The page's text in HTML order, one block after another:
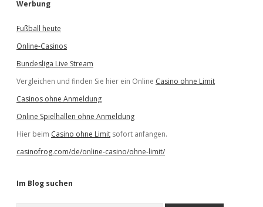
Werbung
Fußball heute
Online-Casinos
Bundesliga Live Stream
Vergleichen und finden Sie hier ein Online Casino ohne Limit
Casinos ohne Anmeldung
Online Spielhallen ohne Anmeldung
Hier beim Casino ohne Limit sofort anfangen.
casinofrog.com/de/online-casino/ohne-limit/
Im Blog suchen